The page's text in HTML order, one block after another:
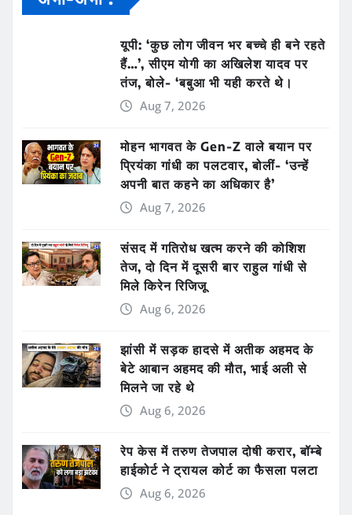
यूपी: ‘कुछ लोग जीवन भर बच्चे ही बने रहते
हैं…’, सीएम योगी का अखिलेश यादव पर
तंज, बोले- ‘बबुआ भी यही करते थे।
Aug 7, 2026
मोहन भागवत के Gen-Z वाले बयान पर
प्रियंका गांधी का पलटवार, बोलीं- ‘उन्हें
अपनी बात कहने का अधिकार है’
Aug 7, 2026
संसद में गतिरोध खत्म करने की कोशिश
तेज, दो दिन में दूसरी बार राहुल गांधी से
मिले किरेन रिजिजू
Aug 6, 2026
झांसी में सड़क हादसे में अतीक अहमद के
बेटे आबान अहमद की मौत, भाई अली से
मिलने जा रहे थे
Aug 6, 2026
रेप केस में तरुण तेजपाल दोषी करार, बॉम्बे
हाईकोर्ट ने ट्रायल कोर्ट का फैसला पलटा
Aug 6, 2026